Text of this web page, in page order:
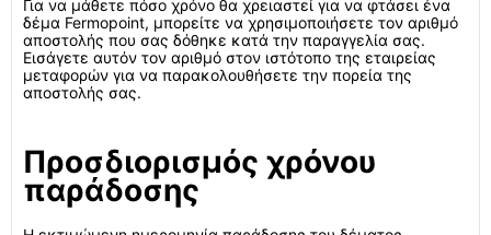
Για να μάθετε πόσο χρόνο θα χρειαστεί για να φτάσει ένα
δέμα Fermopoint, μπορείτε να χρησιμοποιήσετε τον αριθμό
αποστολής που σας δόθηκε κατά την παραγγελία σας.
Εισάγετε αυτόν τον αριθμό στον ιστότοπο της εταιρείας
μεταφορών για να παρακολουθήσετε την πορεία της
αποστολής σας.
Προσδιορισμός χρόνου
παράδοσης